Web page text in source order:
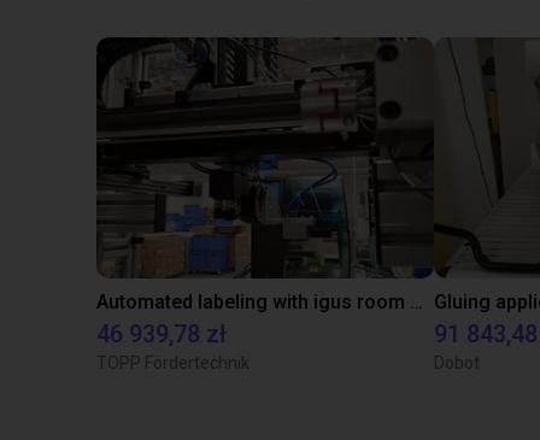
Automated labeling with igus room gantry and a cab label printer
46 939,78 zł
TOPP Fördertechnik
91 843,48
Dobot